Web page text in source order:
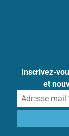
Inscrivez-
et